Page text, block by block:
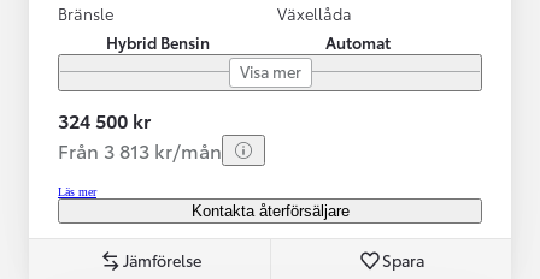
Bränsle
Hybrid Bensin
Växellåda
Automat
Visa mer
324 500 kr
Från 3 813 kr/mån
Läs mer
Kontakta återförsäljare
Jämförelse Spara